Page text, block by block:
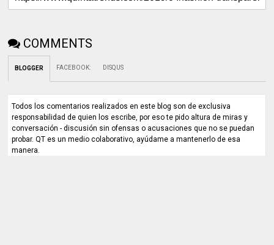
COMMENTS
BLOGGER FACEBOOK: DISQUS
Todos los comentarios realizados en este blog son de exclusiva
responsabilidad de quien los escribe, por eso te pido altura de miras y
conversación - discusión sin ofensas o acusaciones que no se puedan
probar. QT es un medio colaborativo, ayúdame a mantenerlo de esa
manera.